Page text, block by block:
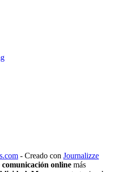
- Creado con Journalizze
comunicación online más